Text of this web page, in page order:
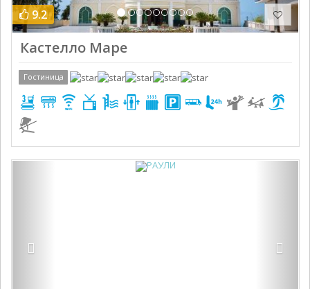
9.2
Кастелло Маре
Гостиница